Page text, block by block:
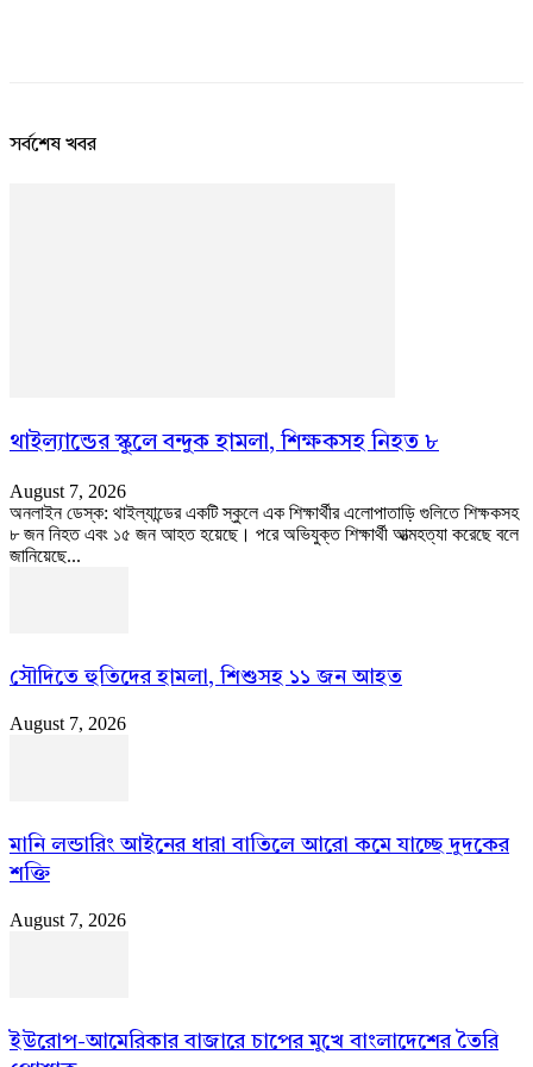
সর্বশেষ খবর
থাইল্যান্ডের স্কুলে বন্দুক হামলা, শিক্ষকসহ নিহত ৮
August 7, 2026
অনলাইন ডেস্ক: থাইল্যান্ডের একটি স্কুলে এক শিক্ষার্থীর এলোপাতাড়ি গুলিতে শিক্ষকসহ
৮ জন নিহত এবং ১৫ জন আহত হয়েছে। পরে অভিযুক্ত শিক্ষার্থী আত্মহত্যা করেছে বলে
জানিয়েছে...
সৌদিতে হুতিদের হামলা, শিশুসহ ১১ জন আহত
August 7, 2026
মানি লন্ডারিং আইনের ধারা বাতিলে আরো কমে যাচ্ছে দুদকের
শক্তি
August 7, 2026
ইউরোপ-আমেরিকার বাজারে চাপের মুখে বাংলাদেশের তৈরি